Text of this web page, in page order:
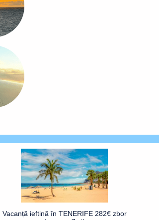
Vacanță ieftină în TENERIFE 282€ zbor